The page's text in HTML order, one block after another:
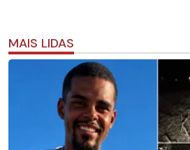
MAIS LIDAS